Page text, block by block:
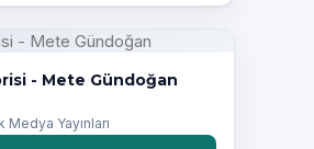
- Mete Gündoğan
Medya Yayınları